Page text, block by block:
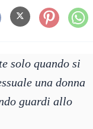
solo quando si
una donna
guardi allo